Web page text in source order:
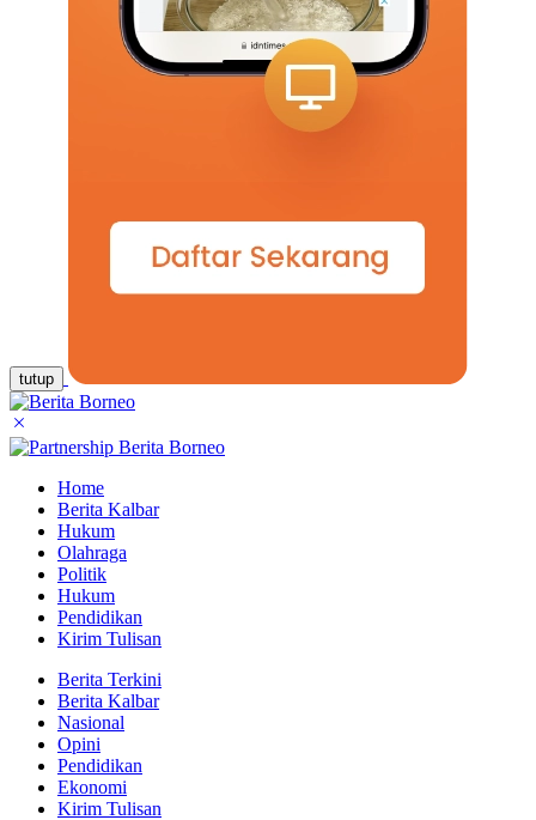
tutup
Home
Berita Kalbar
Hukum
Olahraga
Politik
Hukum
Pendidikan
Kirim Tulisan
Berita Terkini
Berita Kalbar
Nasional
Opini
Pendidikan
Ekonomi
Kirim Tulisan